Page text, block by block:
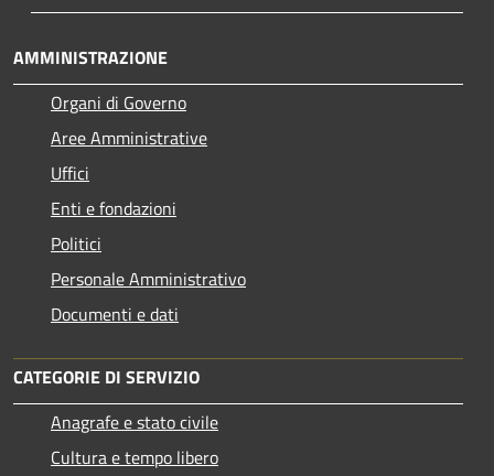
AMMINISTRAZIONE
Organi di Governo
Aree Amministrative
Uffici
Enti e fondazioni
Politici
Personale Amministrativo
Documenti e dati
CATEGORIE DI SERVIZIO
Anagrafe e stato civile
Cultura e tempo libero